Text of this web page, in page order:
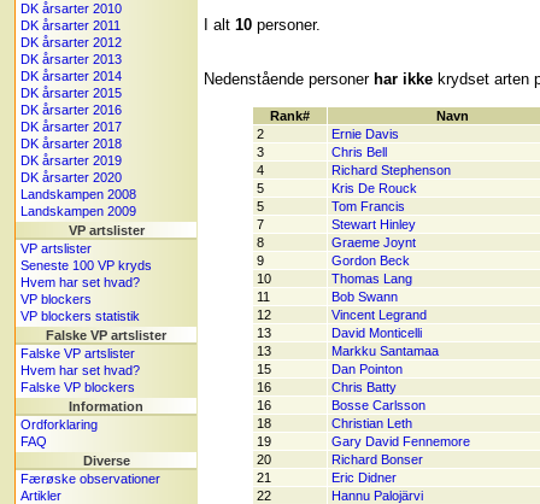
DK årsarter 2010
DK årsarter 2011
DK årsarter 2012
DK årsarter 2013
DK årsarter 2014
DK årsarter 2015
DK årsarter 2016
DK årsarter 2017
DK årsarter 2018
DK årsarter 2019
DK årsarter 2020
Landskampen 2008
Landskampen 2009
VP artslister
VP artslister
Seneste 100 VP kryds
Hvem har set hvad?
VP blockers
VP blockers statistik
Falske VP artslister
Falske VP artslister
Hvem har set hvad?
Falske VP blockers
Information
Ordforklaring
FAQ
Diverse
Færøske observationer
Artikler
I alt 10 personer.
Nedenstående personer har ikke krydset arten
Rank#
Navn
2
Ernie Davis
3
Chris Bell
4
Richard Stephenson
5
Kris De Rouck
5
Tom Francis
7
Stewart Hinley
8
Graeme Joynt
9
Gordon Beck
10
Thomas Lang
11
Bob Swann
12
Vincent Legrand
13
David Monticelli
13
Markku Santamaa
15
Dan Pointon
16
Chris Batty
16
Bosse Carlsson
18
Christian Leth
19
Gary David Fennemore
20
Richard Bonser
21
Eric Didner
22
Hannu Palojärvi